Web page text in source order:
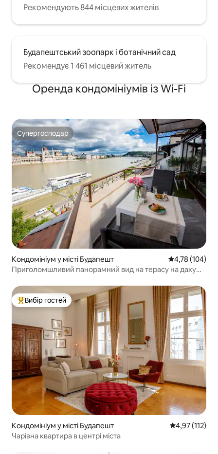
Рекомендують 844 місцевих жителів
Будапештський зоопарк і ботанічний сад
Рекомендує 1 461 місцевий житель
Оренда кондомініумів із Wi-Fi
Супергосподар
Супергосподар
Кондомініум у місті Будапешт Середня
4,78 (104)
Приголомшливий панорамний вид на терасу на даху
Топ вибір гостей
Вибір гостей
Кондомініум у місті Будапешт Середня
4,97 (112)
Чарівна квартира в центрі міста